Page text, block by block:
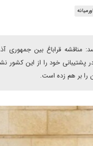
مناقشه قراباغ بین جمهوری
پشتیبانی خود را از این کشور
را بر هم زده است.